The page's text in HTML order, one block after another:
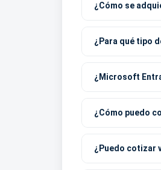
¿Cómo se
¿Para qué tipo
¿Microsoft
¿Cómo puedo
¿Puedo cotizar